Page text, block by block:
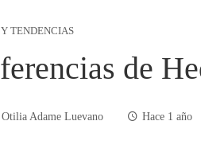
TENDENCIAS
de
Otilia Adame Luevano Hace 1 año